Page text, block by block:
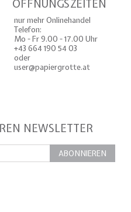
NEWSLETTER
ABONNIEREN
ÖFFNUNGSZEITEN
nur mehr Onlinehandel
Telefon:
Mo - Fr 9.00 - 17.00 Uhr
+43 664 190 54 03
oder
user@papiergrotte.at